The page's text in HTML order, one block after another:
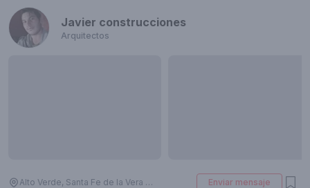
Javier construcciones
Arquitectos
Alto Verde, Santa Fe de la Vera Cruz, Santa Fe, Argentina Enviar mensaje